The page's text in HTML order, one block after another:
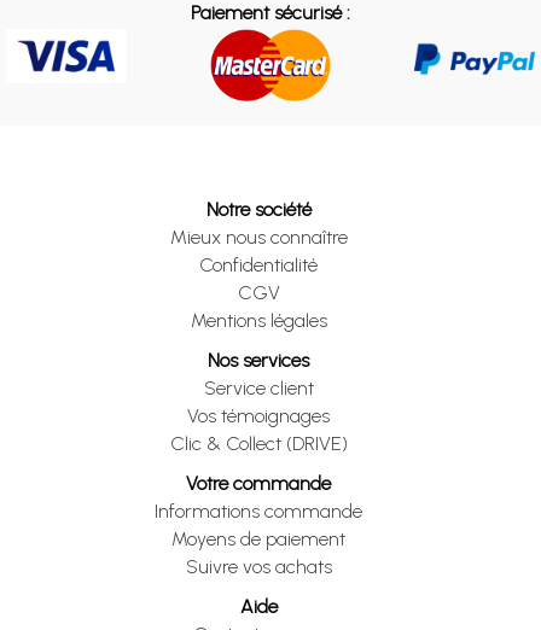
Paiement sécurisé :
Notre société
Mieux nous connaître
Confidentialité
CGV
Mentions légales
Nos services
Service client
Vos témoignages
Clic & Collect (DRIVE)
Votre commande
Informations commande
Moyens de paiement
Suivre vos achats
Aide